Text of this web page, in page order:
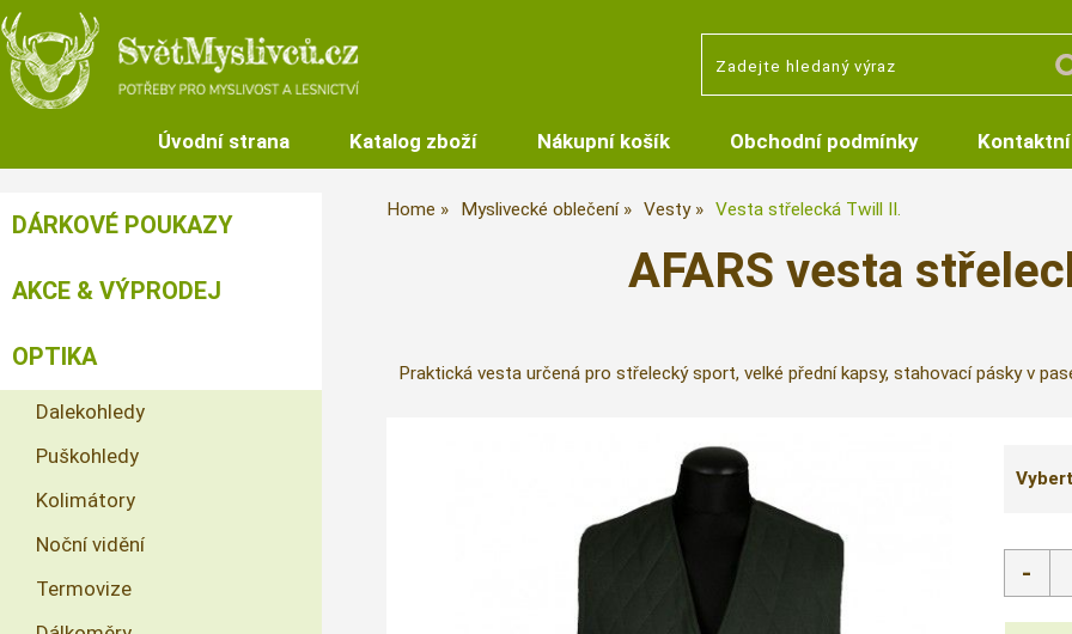
Úvodní strana Katalog zboží Nákupní košík Obchodní podmínky
Home Myslivecké oblečení Vesty Vesta střelecká Twill II.
AFARS vesta
Praktická vesta určená pro střelecký sport, velké přední kapsy, stahovací pásky v
DÁRKOVÉ POUKAZY
AKCE & VÝPRODEJ
OPTIKA
Dalekohledy
Puškohledy
Kolimátory
Noční vidění
Termovize